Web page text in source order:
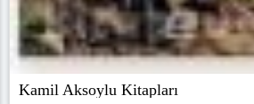
Kamil Aksoylu Kitapları